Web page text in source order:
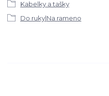
Kabelky a tašky
Do ruky|Na rameno